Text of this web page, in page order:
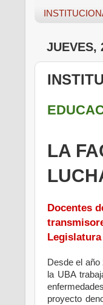
JUEVES,
LA
Docentes
Desde el
la UBA
proyecto